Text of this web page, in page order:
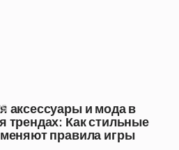
аксессуары и мода в
трендах: Как стильные
правила игры